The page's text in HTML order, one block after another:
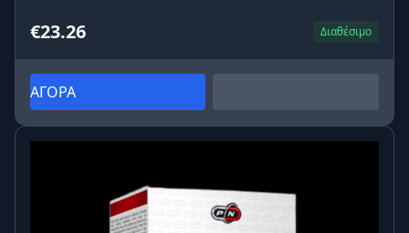
€23.26 Διαθέσιμο
ΑΓΟΡΑ